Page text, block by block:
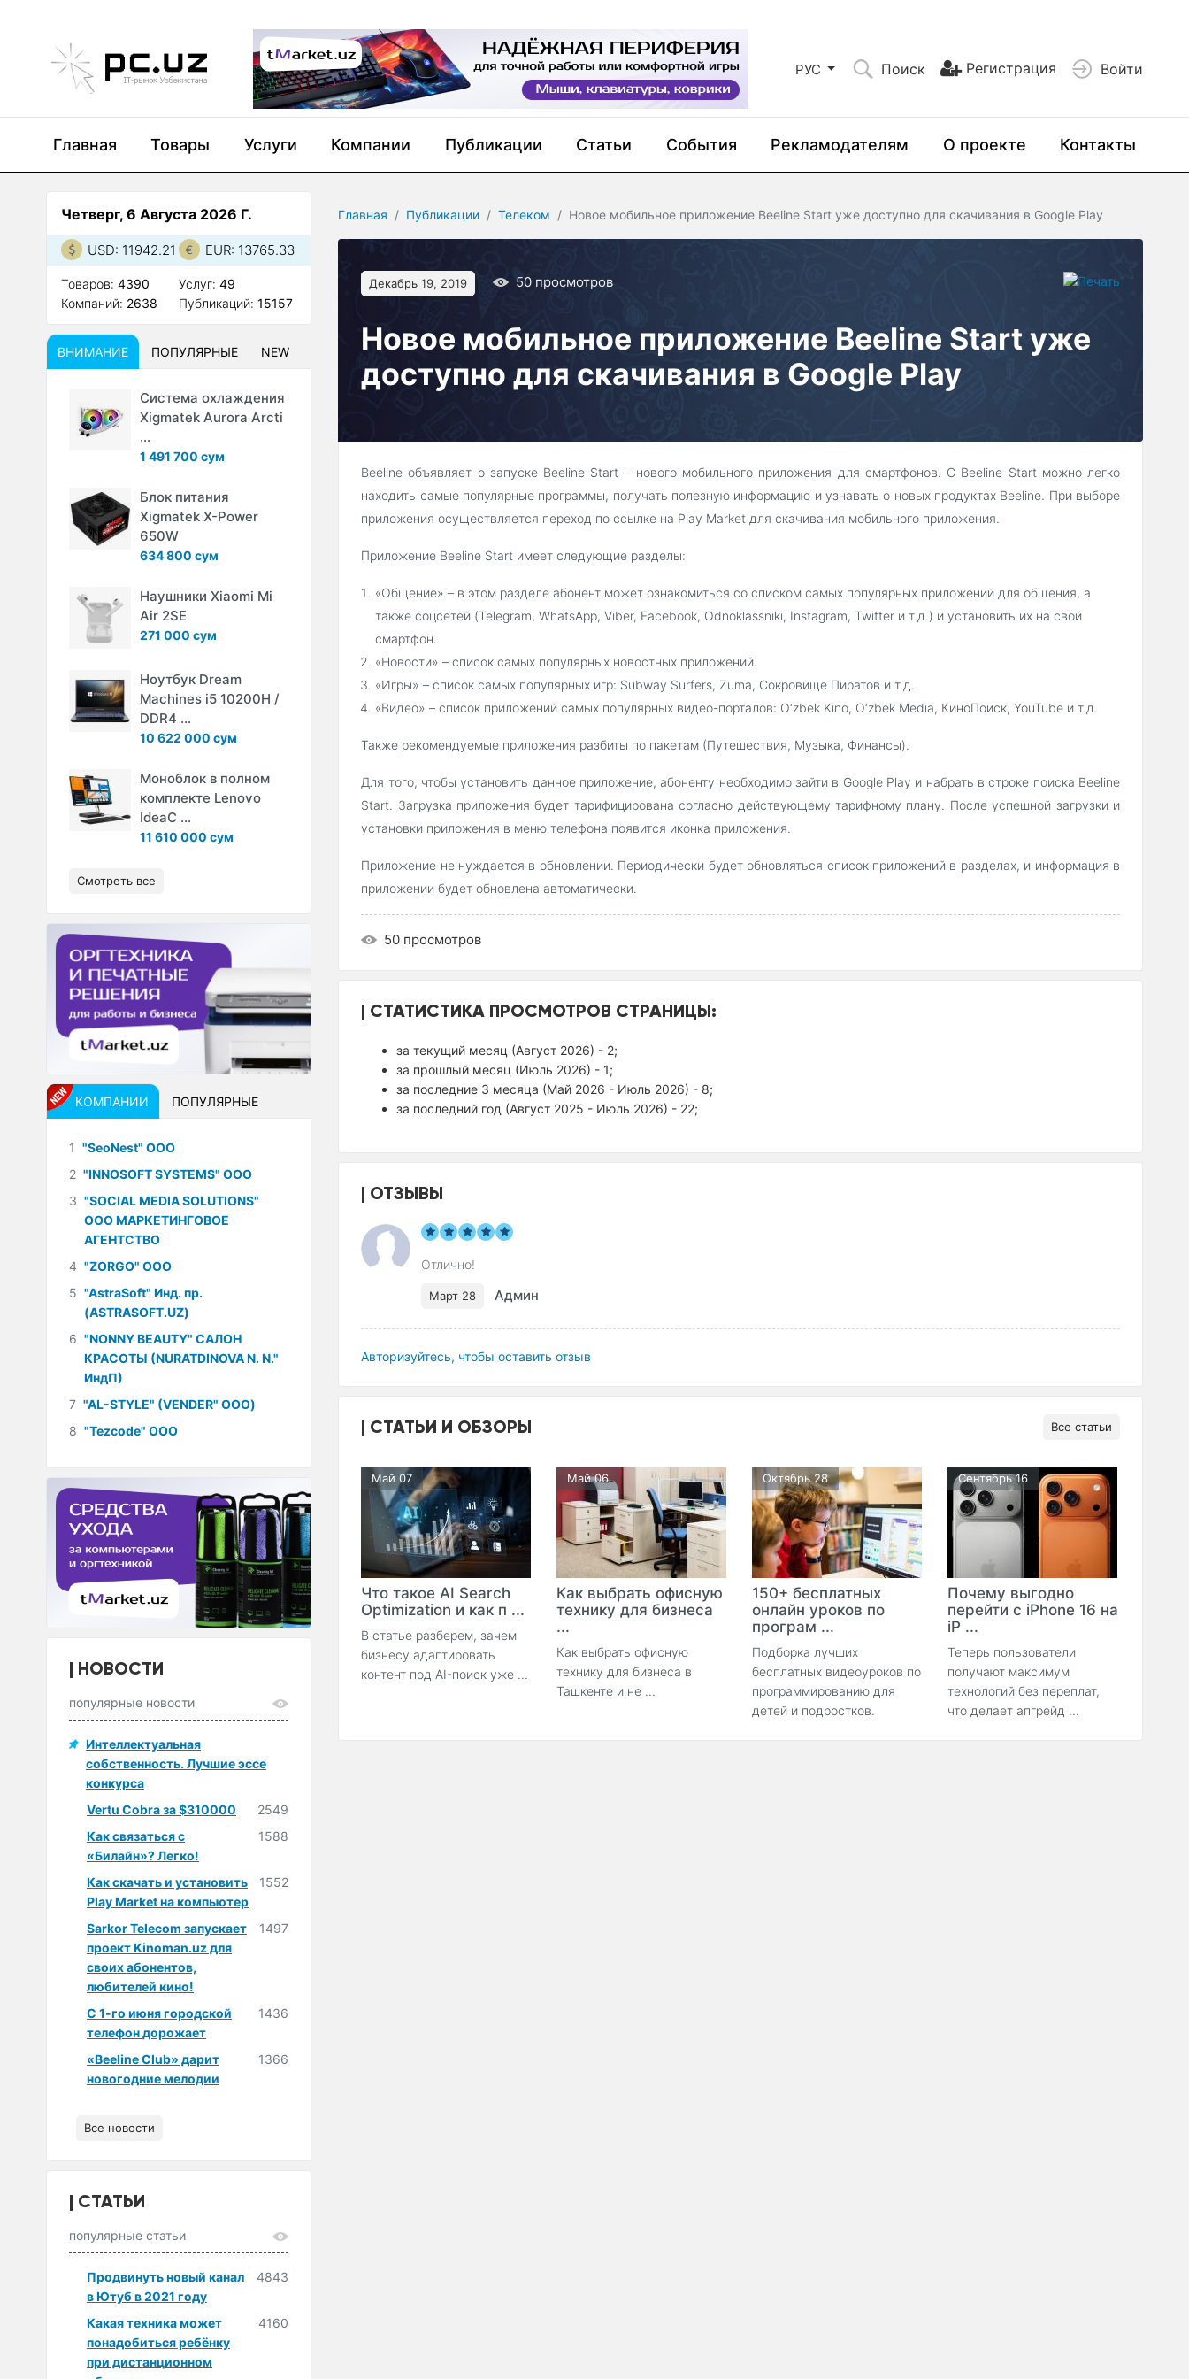
РУС Поиск Регистрация Войти
Главная Товары Услуги Компании Публикации Статьи События Рекламодателям О проекте Контакты
Главная Публикации Телеком Новое мобильное приложение Beeline Start уже доступно для скачивания в Google Play
Декабрь 19, 2019 50 просмотров
Новое мобильное приложение Beeline Start уже
доступно для скачивания в Google Play
Beeline объявляет о запуске Beeline Start – нового мобильного приложения для смартфонов. С Beeline Start можно легко
находить самые популярные программы, получать полезную информацию и узнавать о новых продуктах Beeline. При выборе
приложения осуществляется переход по ссылке на Play Market для скачивания мобильного приложения.
Приложение Beeline Start имеет следующие разделы:
«Общение» – в этом разделе абонент может ознакомиться со списком самых популярных приложений для общения, а
также соцсетей (Telegram, WhatsApp, Viber, Facebook, Odnoklassniki, Instagram, Twitter и т.д.) и установить их на свой
смартфон.
«Новости» – список самых популярных новостных приложений.
«Игры» – список самых популярных игр: Subway Surfers, Zuma, Cокровище Пиратов и т.д.
«Видео» – список приложений самых популярных видео-порталов: O‘zbek Kino, O‘zbek Media, КиноПоиск, YouTube и т.д.
Также рекомендуемые приложения разбиты по пакетам (Путешествия, Музыка, Финансы).
Для того, чтобы установить данное приложение, абоненту необходимо зайти в Google Play и набрать в строке поиска Beeline
Start. Загрузка приложения будет тарифицирована согласно действующему тарифному плану. После успешной загрузки и
установки приложения в меню телефона появится иконка приложения.
Приложение не нуждается в обновлении. Периодически будет обновляться список приложений в разделах, и информация в
приложении будет обновлена автоматически.
50 просмотров
СТАТИСТИКА ПРОСМОТРОВ СТРАНИЦЫ:
за текущий месяц (Август 2026) - 2;
за прошлый месяц (Июль 2026) - 1;
за последние 3 месяца (Май 2026 - Июль 2026) - 8;
за последний год (Август 2025 - Июль 2026) - 22;
ОТЗЫВЫ
Отлично!
Март 28 Админ
Авторизуйтесь, чтобы оставить отзыв
СТАТЬИ И ОБЗОРЫ Все статьи
Май 07
Что такое AI Search
Optimization и как п ...
В статье разберем, зачем
бизнесу адаптировать
контент под AI-поиск уже ...
Май 06
Как выбрать офисную
технику для бизнеса
...
Как выбрать офисную
технику для бизнеса в
Ташкенте и не ...
Октябрь 28
150+ бесплатных
онлайн уроков по
програм ...
Подборка лучших
бесплатных видеоуроков по
программированию для
детей и подростков.
Сентябрь 16
Почему выгодно
перейти с iPhone 16 на
iP ...
Теперь пользователи
получают максимум
технологий без переплат,
что делает апгрейд ...
Четверг, 6 Августа 2026 Г.
USD: 11942.21 EUR: 13765.33
Товаров: 4390
Компаний: 2638
Услуг:49
Публикаций:15157
ВНИМАНИЕ ПОПУЛЯРНЫЕ NEW
Система охлаждения
Xigmatek Aurora Arcti
...
1 491 700 сум
Блок питания
Xigmatek X-Power
650W
634 800 сум
Наушники Xiaomi Mi
Air 2SE
271 000 сум
Ноутбук Dream
Machines i5 10200H /
DDR4 ...
10 622 000 сум
Моноблок в полном
комплекте Lenovo
IdeaC ...
11 610 000 сум
Смотреть все
КОМПАНИИ ПОПУЛЯРНЫЕ
1 "SeoNest" ООО
2 "INNOSOFT SYSTEMS" ООО
3 "SOCIAL MEDIA SOLUTIONS"
ООО МАРКЕТИНГОВОЕ
АГЕНТСТВО
4 "ZORGO" ООО
5 "AstraSoft" Инд. пр.
(ASTRASOFT.UZ)
6 "NONNY BEAUTY" САЛОН
КРАСОТЫ (NURATDINOVA N. N."
ИндП)
7 "AL-STYLE" (VENDER" ООО)
8 "Tezcode" ООО
НОВОСТИ
популярные новости
Интеллектуальная
собственность. Лучшие эссе
конкурса
Vertu Cobra за $310000
2549
Как связаться с
«Билайн»? Легко!
1588
Как скачать и установить
Play Market на компьютер
1552
Sarkor Telecom запускает
проект Kinoman.uz для
своих абонентов,
любителей кино!
1497
С 1-го июня городской
телефон дорожает
1436
«Beeline Club» дарит
новогодние мелодии
1366
Все новости
СТАТЬИ
популярные статьи
Продвинуть новый канал
в Ютуб в 2021 году
4843
Какая техника может
понадобиться ребёнку
при дистанционном
4160